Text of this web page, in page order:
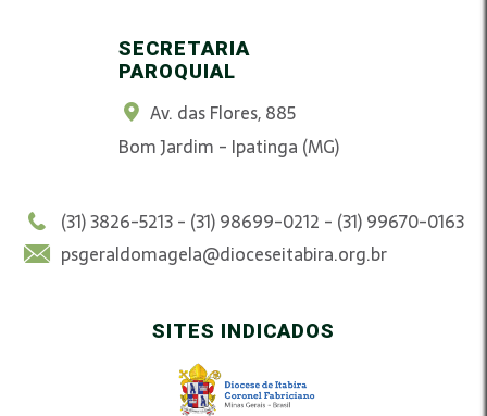
SECRETARIA
PAROQUIAL
Av. das Flores, 885
Bom Jardim - Ipatinga (MG)
(31) 3826-5213 - (31) 98699-0212 - (31) 99670-0163
psgeraldomagela@dioceseitabira.org.br
SITES INDICADOS